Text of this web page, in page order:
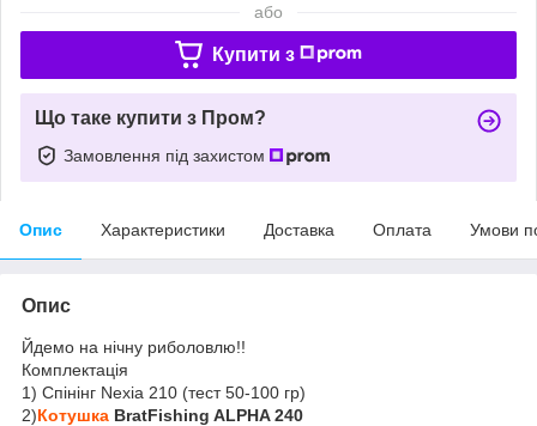
або
Купити з
Що таке купити з Пром?
Замовлення під захистом
Опис Характеристики Доставка Оплата Умови
Опис
Йдемо на нічну риболовлю!!
Комплектація
1) Спінінг Nexia 210 (тест 50-100 гр)
2)Котушка BratFishing ALPHA 240